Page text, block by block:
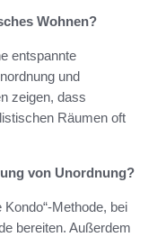
Wohnen?
entspannte
und
zeigen, dass
Räumen oft
von Unordnung?
Methode, bei
bereiten. Außerdem